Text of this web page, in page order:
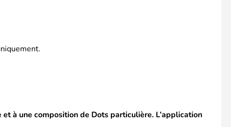
à une composition de Dots particulière. L’application